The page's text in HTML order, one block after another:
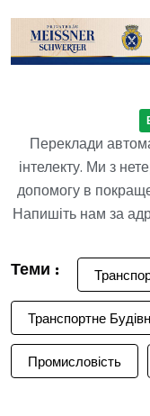
Переклади
інтелекту. Ми з
допомогу в
Напишіть нам за
Теми :
Транспортне
Промисловість